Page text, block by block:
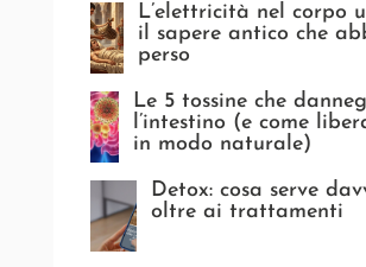
L’elettricità nel corpo
il sapere antico che
perso
Le 5 tossine che
l’intestino (e come
in modo naturale)
Detox: cosa serve
oltre ai trattamenti